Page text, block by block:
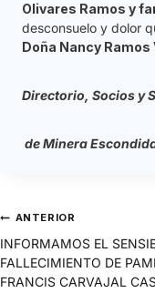
Olivares Ramos y
desconsuelo y dolor
Doña Nancy Ramos
Directorio, Socios y
de Minera
ANTERIOR
INFORMAMOS EL
FALLECIMIENTO DE
FRANCIS CARVAJAL